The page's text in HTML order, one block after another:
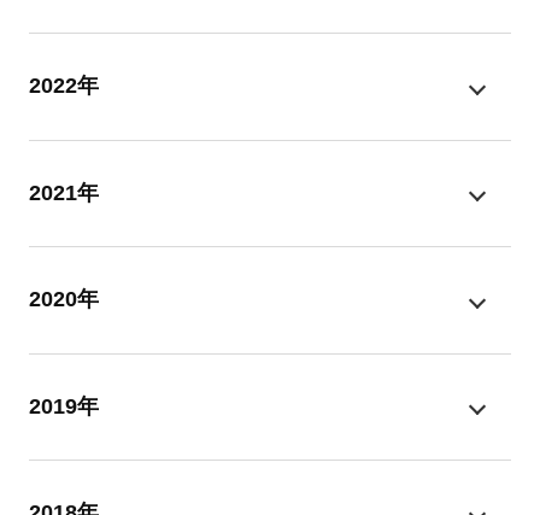
2022年
2021年
2020年
2019年